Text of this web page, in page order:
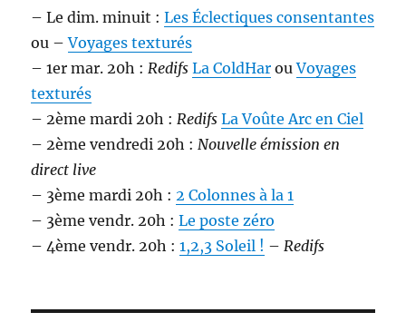
– Le dim. minuit :Les Éclectiques consentantes
ou –Voyages texturés
– 1er mar. 20h :Redifs La ColdHar ouVoyages
texturés
– 2ème mardi 20h :Redifs La Voûte Arc en Ciel
– 2ème vendredi 20h :Nouvelle émission en
direct live
– 3ème mardi 20h :2 Colonnes à la 1
– 3ème vendr. 20h :Le poste zéro
– 4ème vendr. 20h :1,2,3 Soleil ! –Redifs